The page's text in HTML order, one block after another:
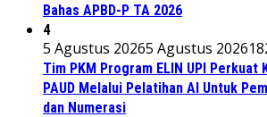
Bahas APBD-P TA 2026
4
5 Agustus 20265 Agustus 2026
Tim PKM Program ELIN UPI Perkuat
PAUD Melalui Pelatihan AI Untuk
dan Numerasi